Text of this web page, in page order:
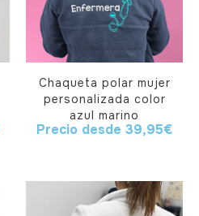
Chaqueta polar mujer
personalizada color
azul marino
Precio desde 39,95€